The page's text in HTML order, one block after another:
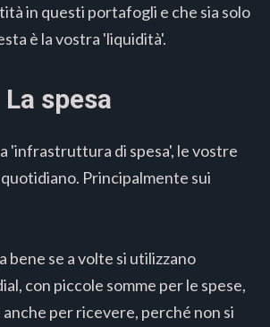
in questi portafogli e che sia solo
è la vostra 'liquidità'.
spesa
'infrastruttura di spesa', le vostre
Principalmente sui
bene se a volte si utilizzano
con piccole somme per le spese,
anche per ricevere, perché non si